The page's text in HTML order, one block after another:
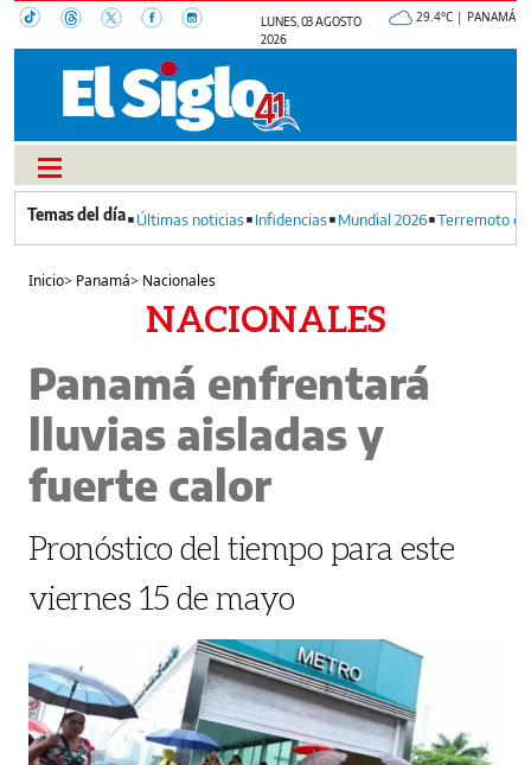
LUNES, 03 AGOSTO
2026
29.4°C | PANAMÁ
Últimas noticias Infidencias Mundial 2026 Terremoto
Inicio> Panamá> Nacionales
NACIONALES
Panamá enfrentará
lluvias aisladas y
fuerte calor
Pronóstico del tiempo para este
viernes 15 de mayo